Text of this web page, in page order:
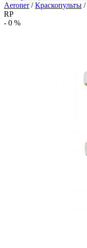
Aeroner/Краскопульты /
RP
- 0 %